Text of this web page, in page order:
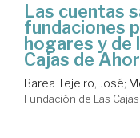
Las cuentas
fundaciones
hogares y de
Cajas de
Barea Tejeiro, José;
Fundación de Las